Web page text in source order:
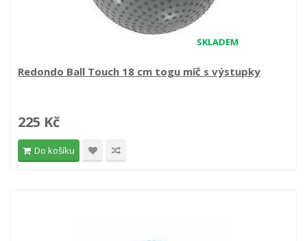
SKLADEM
Redondo Ball Touch 18 cm togu míč s výstupky
225 Kč
Do košíku